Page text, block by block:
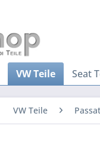
VW Teile Seat
VW Teile Passat